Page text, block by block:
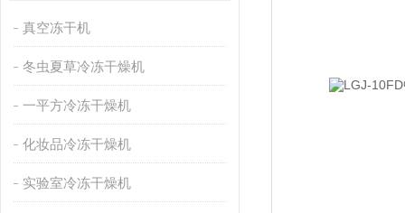
真空冻干机
冬虫夏草冷冻干燥机
一平方冷冻干燥机
化妆品冷冻干燥机
实验室冷冻干燥机